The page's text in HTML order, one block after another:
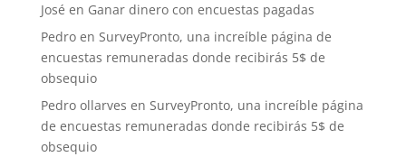
José en Ganar dinero con encuestas pagadas
Pedroen SurveyPronto, una increíble página de
encuestas remuneradas donde recibirás 5$ de
obsequio
Pedro ollarves en SurveyPronto, una increíble página
de encuestas remuneradas donde recibirás 5$ de
obsequio